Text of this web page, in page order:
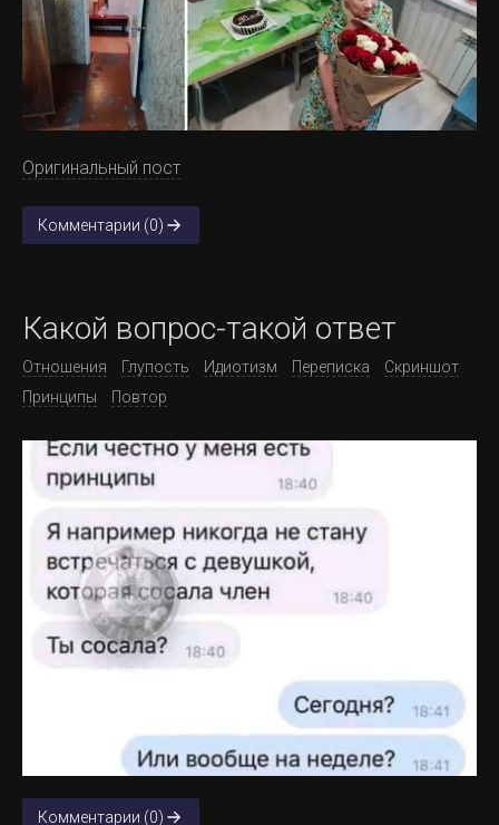
Оригинальный пост
Комментарии (0)
Какой вопрос-такой ответ
Отношения Глупость Идиотизм Переписка
Скриншот
Принципы
Повтор
Комментарии (0)